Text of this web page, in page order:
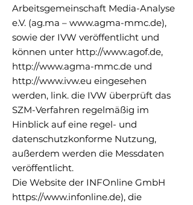
Arbeitsgemeinschaft Media-Analyse
e.V. (ag.ma – www.agma-mmc.de),
sowie der IVW veröffentlicht und
können unter http://www.agof.de,
http://www.agma-mmc.de und
http://www.ivw.eu eingesehen
werden, link. die IVW überprüft das
SZM-Verfahren regelmäßig im
Hinblick auf eine regel- und
datenschutzkonforme Nutzung,
außerdem werden die Messdaten
veröffentlicht.
Die Website der INFOnline GmbH
https://www.infonline.de), die